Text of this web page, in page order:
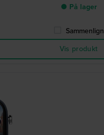
● På lager
Sammenlign
Vis produkt